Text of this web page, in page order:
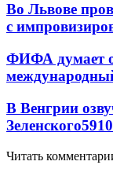
Во Львове
с
ФИФА думает
В Венгрии
Зеленского5910
Читать